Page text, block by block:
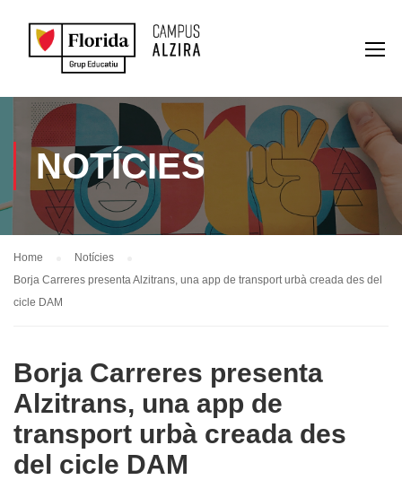
NOTÍCIES
Home
Notícies
Borja Carreres presenta Alzitrans, una app de transport urbà creada des del
cicle DAM
Borja Carreres presenta
Alzitrans, una app de
transport urbà creada des
del cicle DAM